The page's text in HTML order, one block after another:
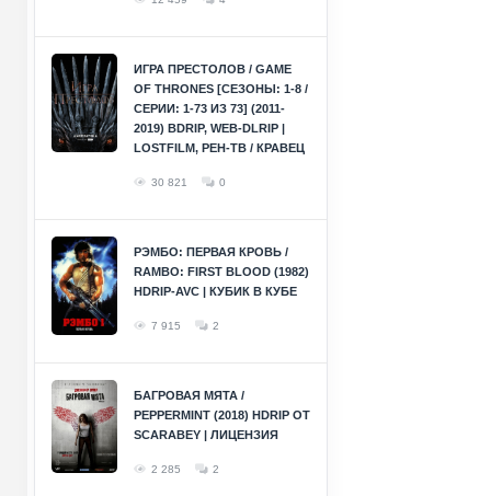
ИГРА ПРЕСТОЛОВ / GAME
OF THRONES [СЕЗОНЫ: 1-8 /
СЕРИИ: 1-73 ИЗ 73] (2011-
2019) BDRIP, WEB-DLRIP |
LOSTFILM, РЕН-ТВ / КРАВЕЦ
30 821 0
РЭМБО: ПЕРВАЯ КРОВЬ /
RAMBO: FIRST BLOOD (1982)
HDRIP-AVC | КУБИК В КУБЕ
7 915 2
БАГРОВАЯ МЯТА /
PEPPERMINT (2018) HDRIP ОТ
SCARABEY | ЛИЦЕНЗИЯ
2 285 2